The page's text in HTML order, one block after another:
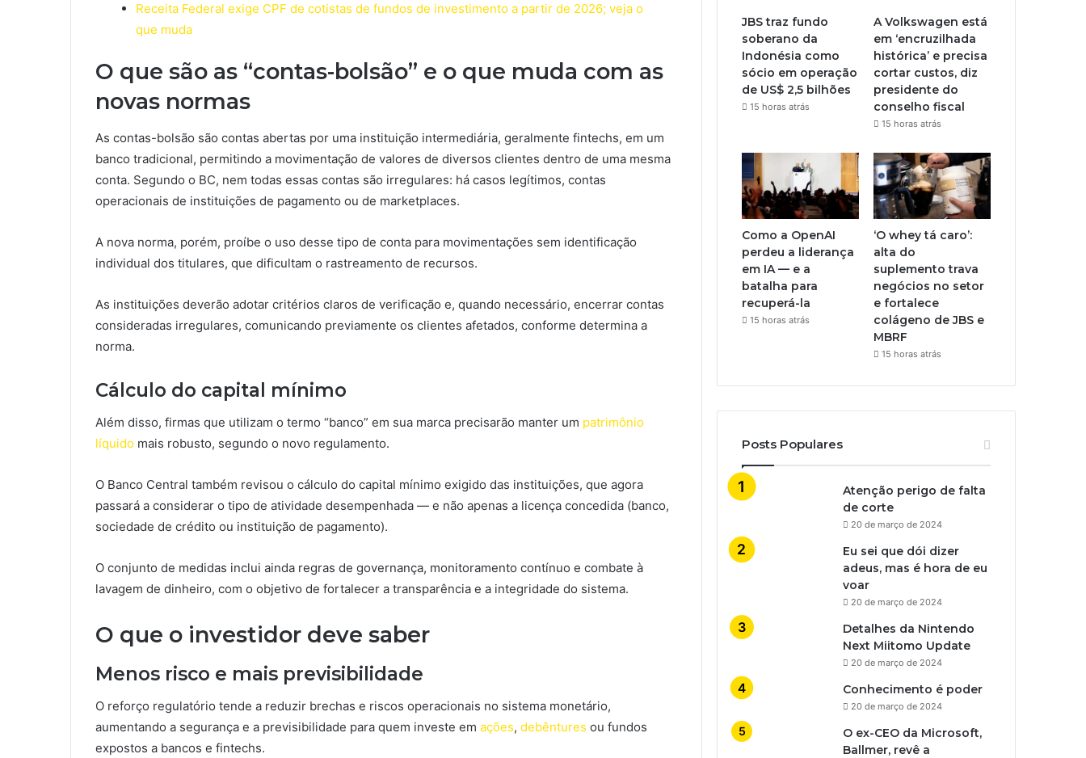
Receita Federal exige CPF de cotistas de fundos de investimento a partir de 2026; veja o
que muda
O que são as “contas-bolsão” e o que muda com as
novas normas
As contas-bolsão são contas abertas por uma instituição intermediária, geralmente fintechs, em um
banco tradicional, permitindo a movimentação de valores de diversos clientes dentro de uma mesma
conta. Segundo o BC, nem todas essas contas são irregulares: há casos legítimos, contas
operacionais de instituições de pagamento ou de marketplaces.
A nova norma, porém, proíbe o uso desse tipo de conta para movimentações sem identificação
individual dos titulares, que dificultam o rastreamento de recursos.
As instituições deverão adotar critérios claros de verificação e, quando necessário, encerrar contas
consideradas irregulares, comunicando previamente os clientes afetados, conforme determina a
norma.
Cálculo do capital mínimo
Além disso, firmas que utilizam o termo “banco” em sua marca precisarão manter um patrimônio
líquido mais robusto, segundo o novo regulamento.
O Banco Central também revisou o cálculo do capital mínimo exigido das instituições, que agora
passará a considerar o tipo de atividade desempenhada — e não apenas a licença concedida (banco,
sociedade de crédito ou instituição de pagamento).
O conjunto de medidas inclui ainda regras de governança, monitoramento contínuo e combate à
lavagem de dinheiro, com o objetivo de fortalecer a transparência e a integridade do sistema.
O que o investidor deve saber
Menos risco e mais previsibilidade
O reforço regulatório tende a reduzir brechas e riscos operacionais no sistema monetário,
aumentando a segurança e a previsibilidade para quem investe em ações, debêntures ou fundos
expostos a bancos e fintechs.
JBS traz fundo
soberano da
Indonésia como
sócio em operação
de US$ 2,5 bilhões
15 horas atrás
A Volkswagen está
em ‘encruzilhada
histórica’ e precisa
cortar custos, diz
presidente do
conselho fiscal
15 horas atrás
Como a OpenAI
perdeu a liderança
em IA — e a
batalha para
recuperá-la
15 horas atrás
‘O whey tá caro’:
alta do
suplemento trava
negócios no setor
e fortalece
colágeno de JBS e
MBRF
15 horas atrás
Posts Populares
Atenção perigo de falta
de corte
20 de março de 2024
Eu sei que dói dizer
adeus, mas é hora de eu
voar
20 de março de 2024
Detalhes da Nintendo
Next Miitomo Update
20 de março de 2024
Conhecimento é poder
20 de março de 2024
O ex-CEO da Microsoft,
Ballmer, revê a